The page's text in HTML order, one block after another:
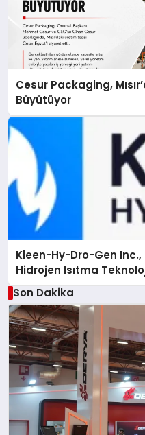
Cesur Packaging,
Büyütüyor
Kleen-Hy-Dro-Gen Inc.,
Hidrojen Isıtma
Düzenleyici Onaylarını
Son Dakika